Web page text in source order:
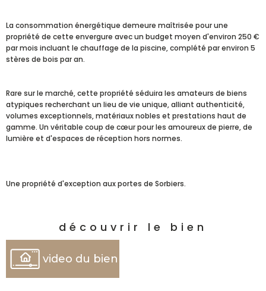
La consommation énergétique demeure maîtrisée pour une
propriété de cette envergure avec un budget moyen d'environ 250 €
par mois incluant le chauffage de la piscine, complété par environ 5
stères de bois par an.
Rare sur le marché, cette propriété séduira les amateurs de biens
atypiques recherchant un lieu de vie unique, alliant authenticité,
volumes exceptionnels, matériaux nobles et prestations haut de
gamme. Un véritable coup de cœur pour les amoureux de pierre, de
lumière et d'espaces de réception hors normes.
Une propriété d'exception aux portes de Sorbiers.
découvrir le bien
video du bien